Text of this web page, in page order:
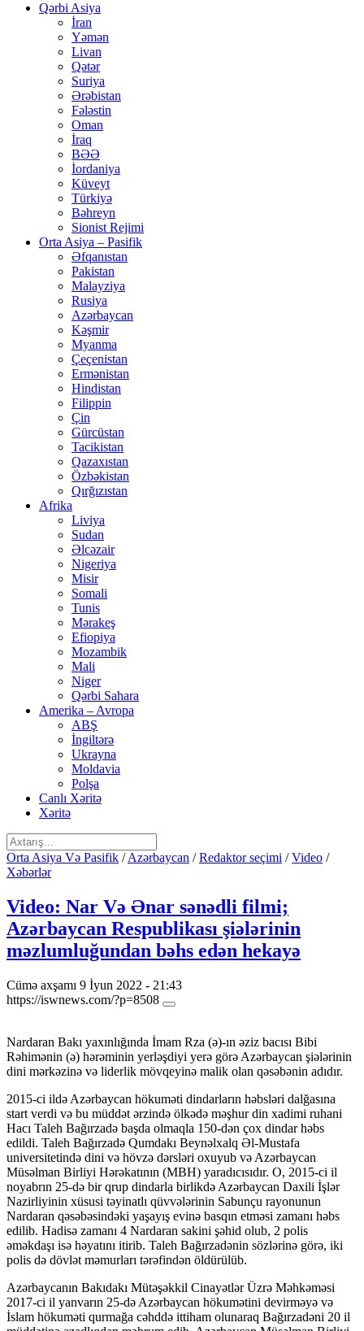
Qərbi Asiya
İran
Yəmən
Livan
Qətər
Suriya
Ərəbistan
Fələstin
Oman
İraq
BƏƏ
İordaniya
Küveyt
Türkiyə
Bəhreyn
Sionist Rejimi
Orta Asiya – Pasifik
Əfqanıstan
Pakistan
Malayziya
Rusiya
Azərbaycan
Kəşmir
Myanma
Çeçenistan
Ermənistan
Hindistan
Filippin
Çin
Gürcüstan
Tacikistan
Qazaxıstan
Özbəkistan
Qırğızıstan
Afrika
Liviya
Sudan
Əlcəzair
Nigeriya
Misir
Somali
Tunis
Mərakeş
Efiopiya
Mozambik
Mali
Niger
Qərbi Sahara
Amerika – Avropa
ABŞ
İngiltərə
Ukrayna
Moldavia
Polşa
Canlı Xəritə
Xəritə
Orta Asiya Və Pasifik /Azərbaycan /Redaktor seçimi /Video /
Xəbərlər
Video: Nar Və Ənar sənədli filmi;
Azərbaycan Respublikası şiələrinin
məzlumluğundan bəhs edən hekayə
Cümə axşamı 9 İyun 2022 - 21:43
https://iswnews.com/?p=8508
Nardaran Bakı yaxınlığında İmam Rza (ə)-ın əziz bacısı Bibi
Rəhimənin (ə) hərəminin yerləşdiyi yerə görə Azərbaycan şiələrinin
dini mərkəzinə və liderlik mövqeyinə malik olan qəsəbənin adıdır.
2015-ci ildə Azərbaycan hökuməti dindarların həbsləri dalğasına
start verdi və bu müddət ərzində ölkədə məşhur din xadimi ruhani
Hacı Taleh Bağırzadə başda olmaqla 150-dən çox dindar həbs
edildi. Taleh Bağırzadə Qumdakı Beynəlxalq Əl-Mustafa
universitetində dini və hövzə dərsləri oxuyub və Azərbaycan
Müsəlman Birliyi Hərəkatının (MBH) yaradıcısıdır. O, 2015-ci il
noyabrın 25-də bir qrup dindarla birlikdə Azərbaycan Daxili İşlər
Nazirliyinin xüsusi təyinatlı qüvvələrinin Sabunçu rayonunun
Nardaran qəsəbəsindəki yaşayış evinə basqın etməsi zamanı həbs
edilib. Hadisə zamanı 4 Nardaran sakini şəhid olub, 2 polis
əməkdaşı isə həyatını itirib. Taleh Bağırzadənin sözlərinə görə, iki
polis də dövlət məmurları tərəfindən öldürülüb.
Azərbaycanın Bakıdakı Mütəşəkkil Cinayətlər Üzrə Məhkəməsi
2017-ci il yanvarın 25-də Azərbaycan hökumətini devirməyə və
İslam hökuməti qurmağa cəhddə ittiham olunaraq Bağırzadəni 20 il